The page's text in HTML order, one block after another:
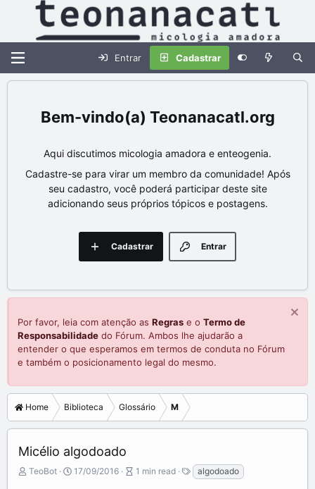
Entrar Cadastrar
Teonanacatl.org
Aqui discutimos micologia amadora e enteogenia.
Cadastre-se para virar um membro da comunidade! Após
seu cadastro, você poderá participar deste site
adicionando seus próprios tópicos e postagens.
Entrar
Cadastrar
Por favor, leia com atenção as Regras e o Termo de
Responsabilidade do Fórum. Ambos lhe ajudarão a
entender o que esperamos em termos de conduta no Fórum
e também o posicionamento legal do mesmo.
Home Biblioteca Glossário M
Micélio algodoado
A
TeoBot
P
17/09/2016
A1 min read
T
a
algodoado